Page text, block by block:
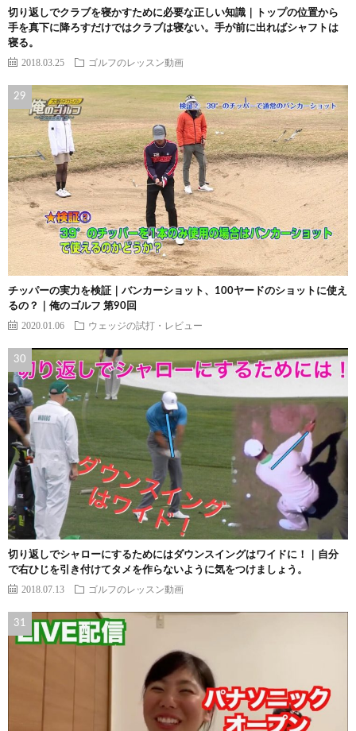
切り返しでクラブを寝かすために必要な正しい知識｜トップの位置から
手を真下に降ろすだけではクラブは寝ない。手が前に出ればシャフトは
寝る。
2018.03.25 ゴルフのレッスン動画
チッパーの実力を検証｜バンカーショット、100ヤードのショットに使え
るの？｜俺のゴルフ 第90回
2020.01.06 ウェッジの試打・レビュー
切り返しでシャローにするためにはダウンスイングはワイドに！｜自分
で右ひじを引き付けてタメを作らないように気をつけましょう。
2018.07.13 ゴルフのレッスン動画